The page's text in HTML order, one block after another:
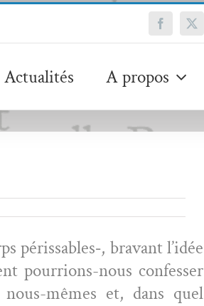
Facebook
X
Actualités A propos
périssables‑, bra­vant l’idée
pour­rions-nous con­fess­er
mêmes et, dans quel